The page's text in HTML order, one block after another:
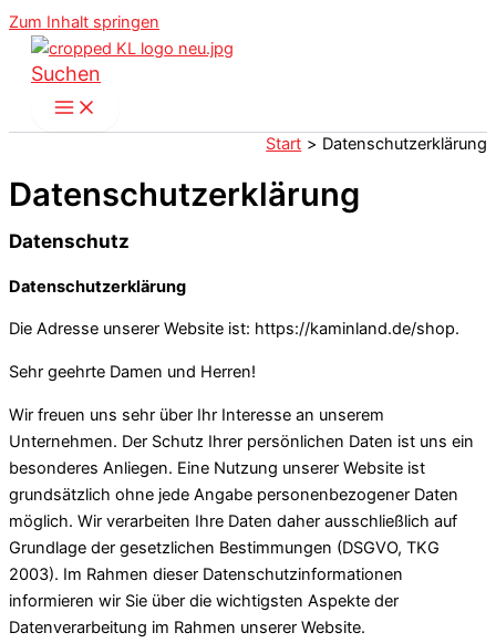
Zum Inhalt springen
Suchen
Start Datenschutzerklärung
Datenschutzerklärung
Datenschutz
Datenschutzerklärung
Die Adresse unserer Website ist: https://kaminland.de/shop.
Sehr geehrte Damen und Herren!
Wir freuen uns sehr über Ihr Interesse an unserem
Unternehmen. Der Schutz Ihrer persönlichen Daten ist uns ein
besonderes Anliegen. Eine Nutzung unserer Website ist
grundsätzlich ohne jede Angabe personenbezogener Daten
möglich. Wir verarbeiten Ihre Daten daher ausschließlich auf
Grundlage der gesetzlichen Bestimmungen (DSGVO, TKG
2003). Im Rahmen dieser Datenschutzinformationen
informieren wir Sie über die wichtigsten Aspekte der
Datenverarbeitung im Rahmen unserer Website.